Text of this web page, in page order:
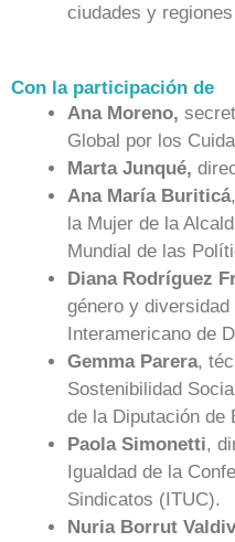
ciudades y
Con la participación de
Ana Moreno,
Global por los
Marta Junqué,
Ana María Buriticá
la Mujer de la
Mundial de las
Diana Rodríguez
género y
Interamericano de
Gemma Parera,
Sostenibilidad
de la Diputación de
Paola Simonetti,
Igualdad de la
Sindicatos (ITUC).
Nuria Borrut